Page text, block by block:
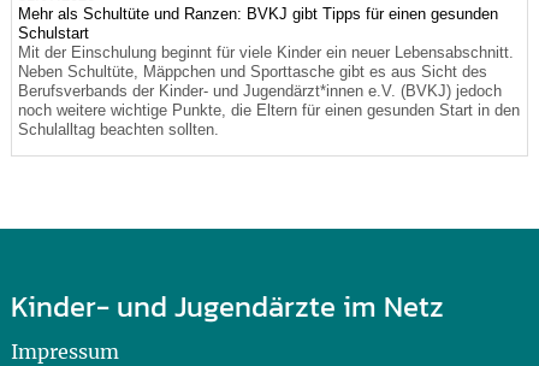
Mehr als Schultüte und Ranzen: BVKJ gibt Tipps für einen gesunden
Schulstart
Mit der Einschulung beginnt für viele Kinder ein neuer Lebensabschnitt.
Neben Schultüte, Mäppchen und Sporttasche gibt es aus Sicht des
Berufsverbands der Kinder- und Jugendärzt*innen e.V. (BVKJ) jedoch
noch weitere wichtige Punkte, die Eltern für einen gesunden Start in den
Schulalltag beachten sollten.
Kinder- und Jugendärzte im Netz
Impressum